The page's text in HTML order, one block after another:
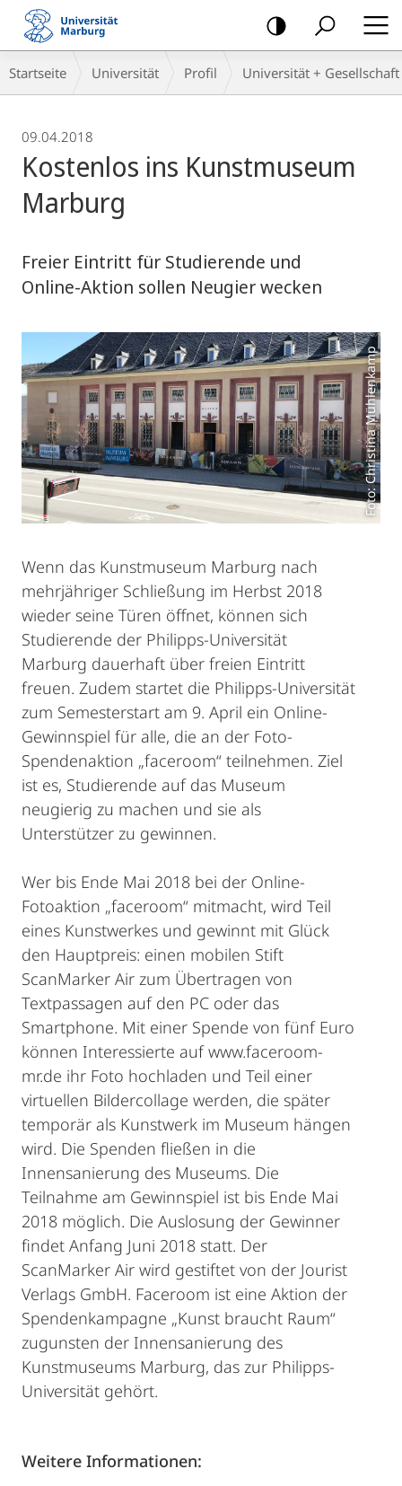
Mobile-
Navigation
Breadcrumb-
Navigation
Startseite Universität Profil Universität + Gesellschaft
09.04.2018
Kostenlos ins Kunstmuseum
Marburg
Freier Eintritt für Studierende und
Online-Aktion sollen Neugier wecken
Foto: Christina Mühlenkamp
Wenn das Kunstmuseum Marburg nach
mehrjähriger Schließung im Herbst 2018
wieder seine Türen öffnet, können sich
Studierende der Philipps-Universität
Marburg dauerhaft über freien Eintritt
freuen. Zudem startet die Philipps-Universität
zum Semesterstart am 9. April ein Online-
Gewinnspiel für alle, die an der Foto-
Spendenaktion „faceroom“ teilnehmen. Ziel
ist es, Studierende auf das Museum
neugierig zu machen und sie als
Unterstützer zu gewinnen.
Wer bis Ende Mai 2018 bei der Online-
Fotoaktion „faceroom“ mitmacht, wird Teil
eines Kunstwerkes und gewinnt mit Glück
den Hauptpreis: einen mobilen Stift
ScanMarker Air zum Übertragen von
Textpassagen auf den PC oder das
Smartphone. Mit einer Spende von fünf Euro
können Interessierte auf www.faceroom-
mr.de ihr Foto hochladen und Teil einer
virtuellen Bildercollage werden, die später
temporär als Kunstwerk im Museum hängen
wird. Die Spenden fließen in die
Innensanierung des Museums. Die
Teilnahme am Gewinnspiel ist bis Ende Mai
2018 möglich. Die Auslosung der Gewinner
findet Anfang Juni 2018 statt. Der
ScanMarker Air wird gestiftet von der Jourist
Verlags GmbH. Faceroom ist eine Aktion der
Spendenkampagne „Kunst braucht Raum“
zugunsten der Innensanierung des
Kunstmuseums Marburg, das zur Philipps-
Universität gehört.
Weitere Informationen: